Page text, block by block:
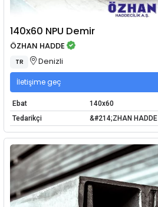
140x60 NPU Demir
ÖZHAN HADDE
TR Denizli
İletişime geç
Ebat
140x60
Tedarikçi
&#214;ZHAN HADDE